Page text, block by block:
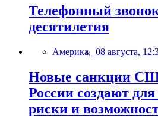
Телефонный
десятилетия
Америка, 08 августа,
Новые санкции
России создают
риски и